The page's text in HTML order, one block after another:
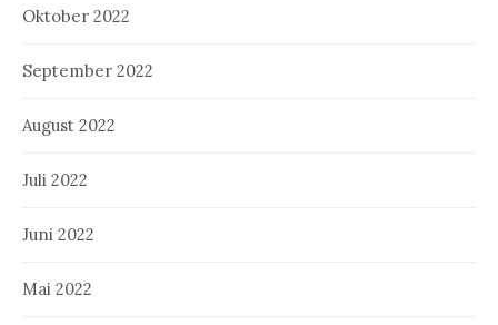
Oktober 2022
September 2022
August 2022
Juli 2022
Juni 2022
Mai 2022